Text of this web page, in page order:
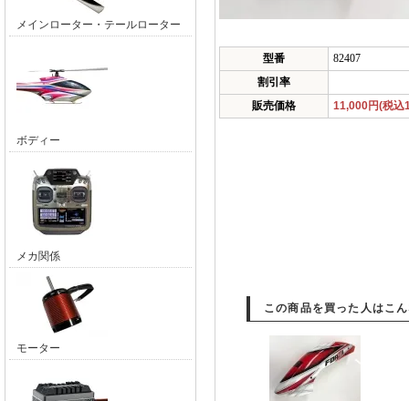
メインローター・テールローター
ボディー
メカ関係
モーター
型番
82407
割引率
販売価格
11,000円(税込
この商品を買った人はこ